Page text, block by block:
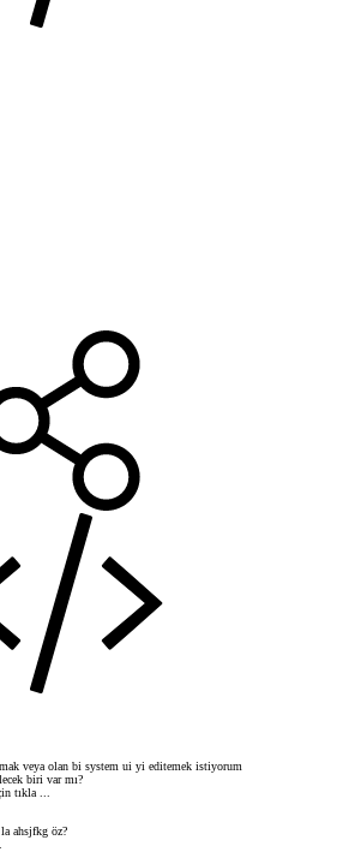
veya olan bi system ui yi editemek istiyorum
biri var mı?
tıkla ...
ahsjfkg öz?